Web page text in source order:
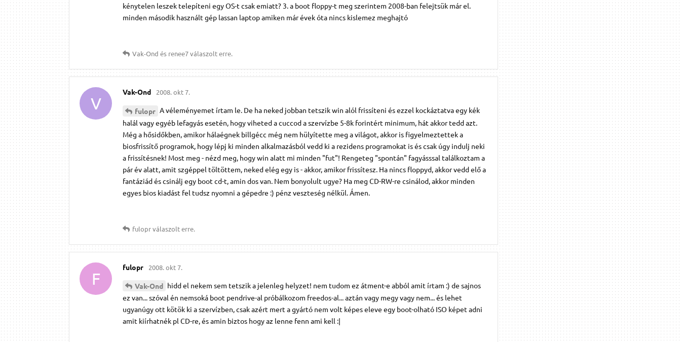
kénytelen leszek telepíteni egy OS-t csak emiatt? 3. a boot floppy-t meg szerintem 2008-ban felejtsük már el.
minden második használt gép lassan laptop amiken már évek óta nincs kislemez meghajtó
Vak-Ond és renee7válaszolt erre.
V
Vak-Ond 2008. okt 7.
fulopr A véleményemet írtam le. De ha neked jobban tetszik win alól frissíteni és ezzel kockáztatva egy kék
halál vagy egyéb lefagyás esetén, hogy viheted a cuccod a szervízbe 5-8k forintért minimum, hát akkor tedd azt.
Még a hősidőkben, amikor hálaégnek billgécc még nem hülyítette meg a világot, akkor is figyelmeztettek a
biosfrissítő programok, hogy lépj ki minden alkalmazásból vedd ki a rezidens programokat is és csak úgy indulj neki
a frissítésnek! Most meg - nézd meg, hogy win alatt mi minden "fut"! Rengeteg "spontán" fagyásssal találkoztam a
pár év alatt, amit szgéppel töltöttem, neked elég egy is - akkor, amikor frissítesz. Ha nincs floppyd, akkor vedd elő a
fantáziád és csinálj egy boot cd-t, amin dos van. Nem bonyolult ugye? Ha meg CD-RW-re csinálod, akkor minden
egyes bios kiadást fel tudsz nyomni a gépedre :) pénz veszteség nélkül. Ámen.
fuloprválaszolt erre.
F
fulopr 2008. okt 7.
Vak-Ond hidd el nekem sem tetszik a jelenleg helyzet! nem tudom ez átment-e abból amit írtam :) de sajnos
ez van... szóval én nemsoká boot pendrive-al próbálkozom freedos-al... aztán vagy megy vagy nem... és lehet
ugyanúgy ott kötök ki a szervízben, csak azért mert a gyártó nem volt képes eleve egy boot-olható ISO képet adni
amit kiírhatnék pl CD-re, és amin biztos hogy az lenne fenn ami kell :|